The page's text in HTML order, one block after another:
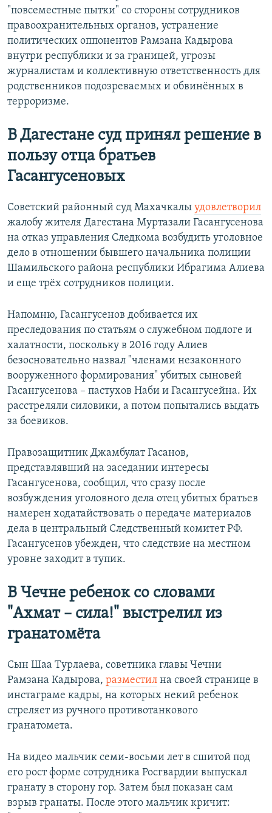
"повсеместные пытки" со стороны сотрудников
правоохранительных органов, устранение
политических оппонентов Рамзана Кадырова
внутри республики и за границей, угрозы
журналистам и коллективную ответственность для
родственников подозреваемых и обвинённых в
терроризме.
В Дагестане суд принял решение в
пользу отца братьев
Гасангусеновых
Советский районный суд Махачкалы удовлетворил
жалобу жителя Дагестана Муртазали Гасангусенова
на отказ управления Следкома возбудить уголовное
дело в отношении бывшего начальника полиции
Шамильского района республики Ибрагима Алиева
и еще трёх сотрудников полиции.
Напомню, Гасангусенов добивается их
преследования по статьям о служебном подлоге и
халатности, поскольку в 2016 году Алиев
безосновательно назвал "членами незаконного
вооруженного формирования" убитых сыновей
Гасангусенова – пастухов Наби и Гасангусейна. Их
расстреляли силовики, а потом попытались выдать
за боевиков.
Правозащитник Джамбулат Гасанов,
представлявший на заседании интересы
Гасангусенова, сообщил, что сразу после
возбуждения уголовного дела отец убитых братьев
намерен ходатайствовать о передаче материалов
дела в центральный Следственный комитет РФ.
Гасангусенов убежден, что следствие на местном
уровне заходит в тупик.
В Чечне ребенок со словами
"Ахмат – сила!" выстрелил из
гранатомёта
Сын Шаа Турлаева, советника главы Чечни
Рамзана Кадырова, разместил на своей странице в
инстаграме кадры, на которых некий ребенок
стреляет из ручного противотанкового
гранатомета.
На видео мальчик семи-восьми лет в сшитой под
его рост форме сотрудника Росгвардии выпускал
гранату в сторону гор. Затем был показан сам
взрыв гранаты. После этого мальчик кричит: